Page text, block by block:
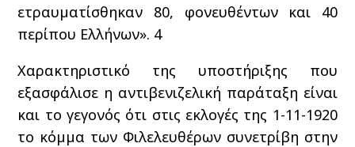
ετραυματίσθηκαν 80, φονευθέντων και 40
περίπου Ελλήνων». 4
Χαρακτηριστικό της υποστήριξης που
εξασφάλισε η αντιβενιζελική παράταξη είναι
και το γεγονός ότι στις εκλογές της 1-11-1920
το κόμμα των Φιλελευθέρων συνετρίβη στην